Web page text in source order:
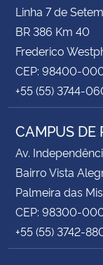
Linha 7 de
BR 386 Km 40
Frederico
CEP: 98400-
+55 (55) 3744-
CAMPUS DE
Av.
Bairro Vista
Palmeira das
CEP: 98300-
+55 (55) 3742-